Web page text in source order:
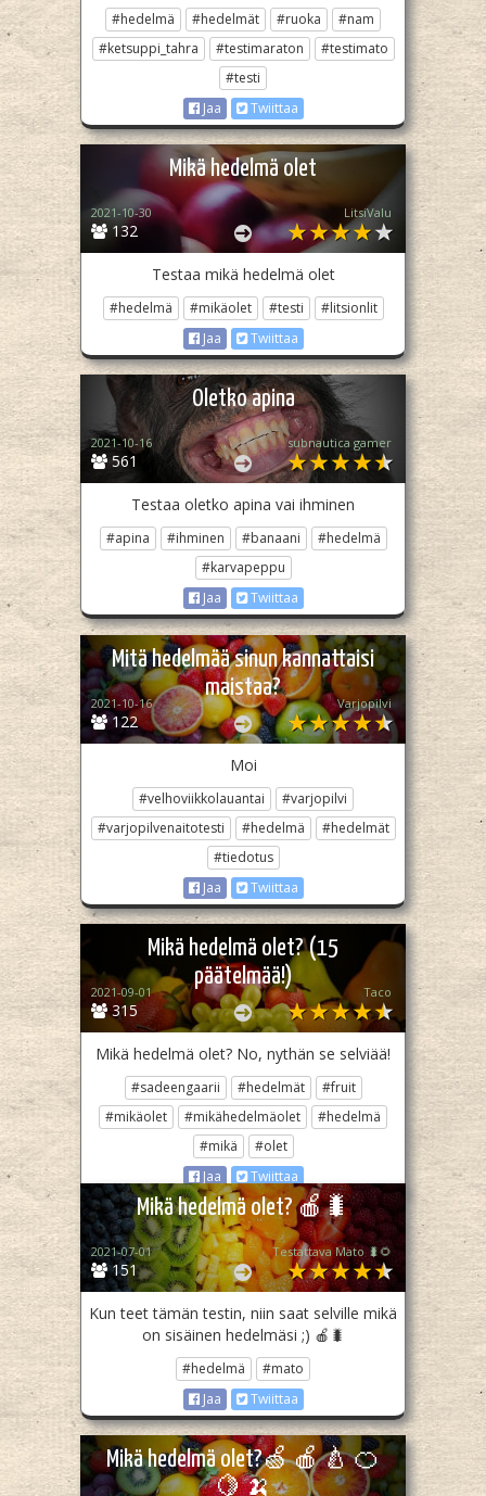
#hedelmä #hedelmät #ruoka
#nam
#ketsuppi_tahra
#testimaraton
#testimato
#testi
Jaa
Twiittaa
Mikä hedelmä olet
132
2021-10-30 LitsiValu
Testaa mikä hedelmä olet
#hedelmä #mikäolet #testi
#litsionlit
Jaa
Twiittaa
Oletko apina
561
2021-10-16 subnautica gamer
Testaa oletko apina vai ihminen
#apina #ihminen #banaani
#hedelmä
#karvapeppu
Jaa
Twiittaa
Mitä hedelmää sinun kannattaisi
maistaa?
122
2021-10-16 Varjopilvi
Moi
#velhoviikkolauantai
#varjopilvi
#varjopilvenaitotesti
#hedelmä
#hedelmät
#tiedotus
Jaa
Twiittaa
Mikä hedelmä olet? (15
päätelmää!)
315
2021-09-01 Taco
Mikä hedelmä olet? No, nythän se selviää!
#sadeengaarii #hedelmät
#fruit
#mikäolet
#mikähedelmäolet
#hedelmä
#mikä
#olet
Jaa
Twiittaa
Mikä hedelmä olet? 🍎🐛
151
2021-07-01 Testattava Mato 🐛🌻
Kun teet tämän testin, niin saat selville mikä
on sisäinen hedelmäsi ;) 🍎🐛
#hedelmä
#mato
Jaa
Twiittaa
Mikä hedelmä olet?🍏 🍎 🍐 🍊
🍋 🍌